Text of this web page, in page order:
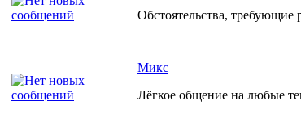
Обстоятельства, требующие
Микс
Лёгкое общение на любые